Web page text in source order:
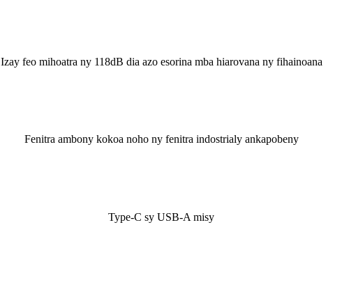
Izay feo mihoatra ny 118dB dia azo esorina mba hiarovana ny fihainoana
Fenitra ambony kokoa noho ny fenitra indostrialy ankapobeny
Type-C sy USB-A misy